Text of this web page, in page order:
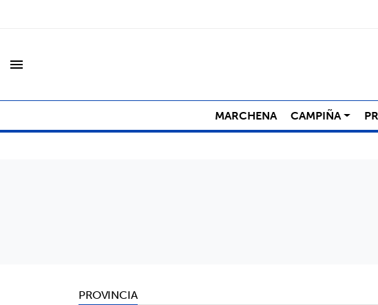
menu
MARCHENA CAMPIÑA
PROVINCIA